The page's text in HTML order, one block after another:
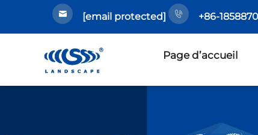
[email protected] +86-
Page d’accueil